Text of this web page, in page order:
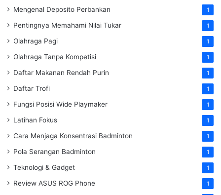
Mengenal Deposito Perbankan 1
Pentingnya Memahami Nilai Tukar 1
Olahraga Pagi 1
Olahraga Tanpa Kompetisi 1
Daftar Makanan Rendah Purin 1
Daftar Trofi 1
Fungsi Posisi Wide Playmaker 1
Latihan Fokus 1
Cara Menjaga Konsentrasi Badminton 1
Pola Serangan Badminton 1
Teknologi & Gadget 1
Review ASUS ROG Phone 1